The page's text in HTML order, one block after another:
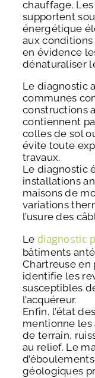
chauffage.
supportent
énergétique
aux
en évidence
dénaturaliser
Le diagnostic
communes
constructions
contiennent
colles de sol
évite toute
travaux.
Le diagnostic
installations
maisons de
variations
l’usure des
Le diagnostic
bâtiments
Chartreuse en
identifie les
susceptibles
l’acquéreur.
Enfin, l’état
mentionne les
de terrain,
au relief. Le
géologiques